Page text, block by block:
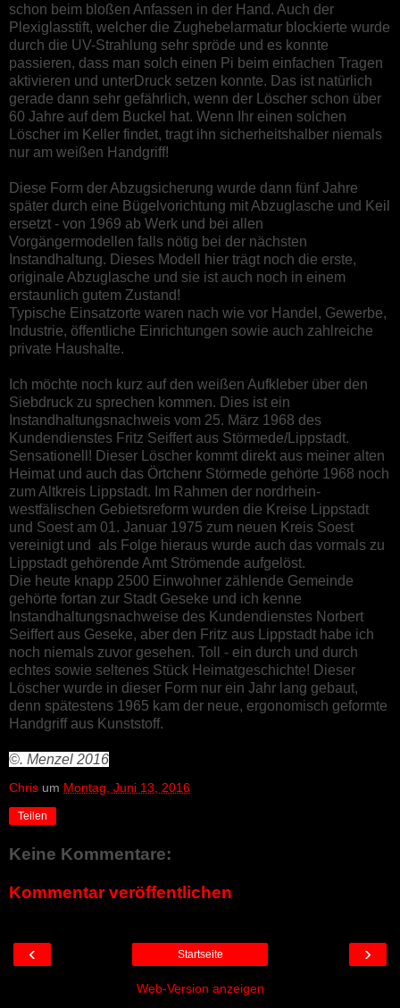
schon beim bloßen Anfassen in der Hand. Auch der
Plexiglasstift, welcher die Zughebelarmatur blockierte wurde
durch die UV-Strahlung sehr spröde und es konnte
passieren, dass man solch einen Pi beim einfachen Tragen
aktivieren und unterDruck setzen konnte. Das ist natürlich
gerade dann sehr gefährlich, wenn der Löscher schon über
60 Jahre auf dem Buckel hat. Wenn Ihr einen solchen
Löscher im Keller findet, tragt ihn sicherheitshalber niemals
nur am weißen Handgriff!
Diese Form der Abzugsicherung wurde dann fünf Jahre
später durch eine Bügelvorichtung mit Abzuglasche und Keil
ersetzt - von 1969 ab Werk und bei allen
Vorgängermodellen falls nötig bei der nächsten
Instandhaltung. Dieses Modell hier trägt noch die erste,
originale Abzuglasche und sie ist auch noch in einem
erstaunlich gutem Zustand!
Typische Einsatzorte waren nach wie vor Handel, Gewerbe,
Industrie, öffentliche Einrichtungen sowie auch zahlreiche
private Haushalte.
Ich möchte noch kurz auf den weißen Aufkleber über den
Siebdruck zu sprechen kommen. Dies ist ein
Instandhaltungsnachweis vom 25. März 1968 des
Kundendienstes Fritz Seiffert aus Störmede/Lippstadt.
Sensationell! Dieser Löscher kommt direkt aus meiner alten
Heimat und auch das Örtchenr Störmede gehörte 1968 noch
zum Altkreis Lippstadt. Im Rahmen der nordrhein-
westfälischen Gebietsreform wurden die Kreise Lippstadt
und Soest am 01. Januar 1975 zum neuen Kreis Soest
vereinigt und a ls Folge hieraus wurde auch das vormals zu
Lippstadt gehörende Amt Strömende aufgelöst.
Die heute knapp 2500 Einwohner zählende Gemeinde
gehörte fortan zur Stadt Geseke und ich kenne
Instandhaltungsnachweise des Kundendienstes Norbert
Seiffert aus Geseke, aber den Fritz aus Lippstadt habe ich
noch niemals zuvor gesehen. Toll - ein durch und durch
echtes sowie seltenes Stück Heimatgeschichte! Dieser
Löscher wurde in dieser Form nur ein Jahr lang gebaut,
denn spätestens 1965 kam der neue, ergonomisch geformte
Handgriff aus Kunststoff.
©. Menzel 2016
Chris um Montag, Juni 13, 2016
Teilen
Keine Kommentare:
Kommentar veröffentlichen
‹ ›
Startseite
Web-Version anzeigen